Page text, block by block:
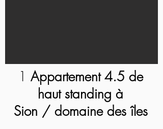
1 Appartement 4.5 de
haut standing à
Sion / domaine des îles